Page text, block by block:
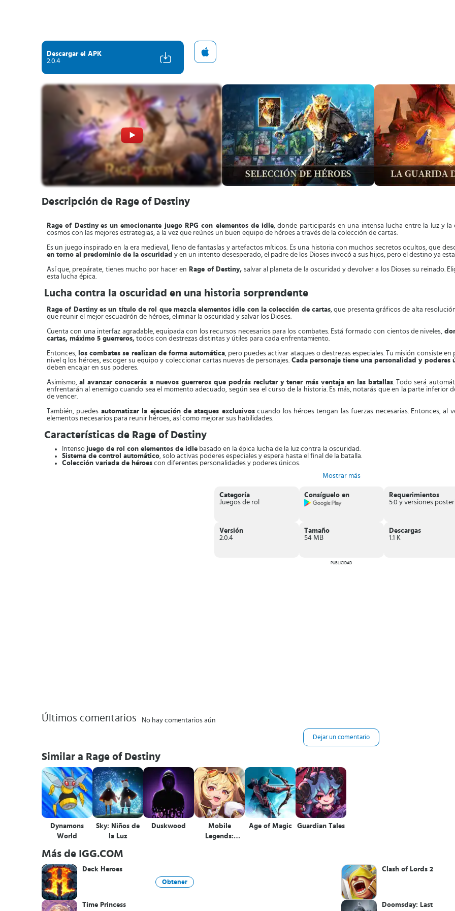
Descargar el APK
2.0.4
Descripción de Rage of Destiny
Rage of Destiny es un emocionante juego RPG con elementos de idle, donde participarás en una intensa lucha entre la luz y
cosmos con las mejores estrategias, a la vez que reúnes un buen equipo de héroes a través de la colección de cartas.
Es un juego inspirado en la era medieval, lleno de fantasías y artefactos míticos. Es una historia con muchos secretos ocultos, que
en torno al predominio de la oscuridad y en un intento desesperado, el padre de los Dioses invocó a sus hijos, pero el destino ya
Así que, prepárate, tienes mucho por hacer en Rage of Destiny, salvar al planeta de la oscuridad y devolver a los Dioses su reinado.
esta lucha épica.
Lucha contra la oscuridad en una historia sorprendente
Rage of Destiny es un título de rol que mezcla elementos idle con la colección de cartas, que presenta gráficos de alta
que reunir el mejor escuadrón de héroes, eliminar la oscuridad y salvar los Dioses.
Cuenta con una interfaz agradable, equipada con los recursos necesarios para los combates. Está formado con cientos de niveles,
cartas, máximo 5 guerreros, todos con destrezas distintas y útiles para cada enfrentamiento.
Entonces, los combates se realizan de forma automática, pero puedes activar ataques o destrezas especiales. Tu misión consiste
nivel q los héroes, escoger su equipo y coleccionar cartas nuevas de personajes. Cada personaje tiene una personalidad y poderes
deben encajar en sus poderes.
Asimismo,al avanzar conocerás a nuevos guerreros que podrás reclutar y tener más ventaja en las batallas. Todo será
enfrentarán al enemigo cuando sea el momento adecuado, según sea el curso de la historia. Es más, notarás que en la parte inferior
de vencer.
También, puedes automatizar la ejecución de ataques exclusivoscuando los héroes tengan las fuerzas necesarias. Entonces, al
elementos necesarios para reunir héroes, así como mejorar sus habilidades.
Características de Rage of Destiny
Intenso juego de rol con elementos de idle basado en la épica lucha de la luz contra la oscuridad.
Sistema de control automático, solo activas poderes especiales y espera hasta el final de la batalla.
Colección variada de héroes con diferentes personalidades y poderes únicos.
los héroes seguirán la batalla aunque estés desconectado.
es un juego RPG, lleno de magia, fantasías y luchas épicas por un último intento de los Dioses en
Mostrar más
Categoría
Juegos de rol
Consíguelo en
Requerimientos
Versión
2.0.4
Tamaño
54 MB
Descargas
1.1 K
PUBLICIDAD
Últimos comentarios No hay comentarios aún
Dejar un comentario
Similar a Rage of Destiny
Dynamons
World
Sky: Niños de
la Luz
Duskwood
Mobile
Legends:
Age of Magic Guardian Tales
Más de IGG.COM
Deck Heroes
Obtener
Time Princess
Clash of Lords 2
Doomsday: Last